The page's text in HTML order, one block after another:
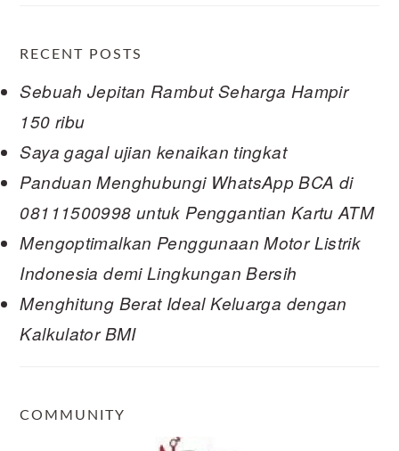
RECENT POSTS
Sebuah Jepitan Rambut Seharga Hampir
150 ribu
Saya gagal ujian kenaikan tingkat
Panduan Menghubungi WhatsApp BCA di
08111500998 untuk Penggantian Kartu ATM
Mengoptimalkan Penggunaan Motor Listrik
Indonesia demi Lingkungan Bersih
Menghitung Berat Ideal Keluarga dengan
Kalkulator BMI
COMMUNITY